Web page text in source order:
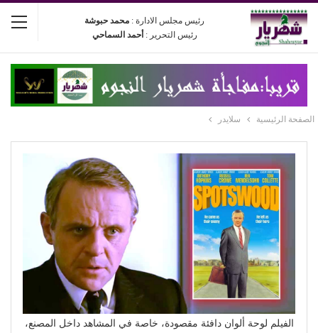
رئيس مجلس الادارة : محمد حبوشة
رئيس التحرير : أحمد السماحي
الصفحة الرئيسية سلايدر
الفيلم لوحة ألوان دافئة مقصودة، خاصة في المشاهد داخل المصنع،